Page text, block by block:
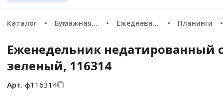
Каталог Бумажная продукция Ежедневники и планинги Планинги
Еженедельник недатированный
зеленый, 116314
Арт. ф116314